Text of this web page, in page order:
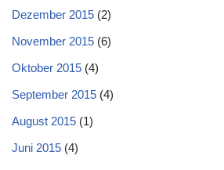
Dezember 2015 (2)
November 2015 (6)
Oktober 2015 (4)
September 2015 (4)
August 2015 (1)
Juni 2015 (4)